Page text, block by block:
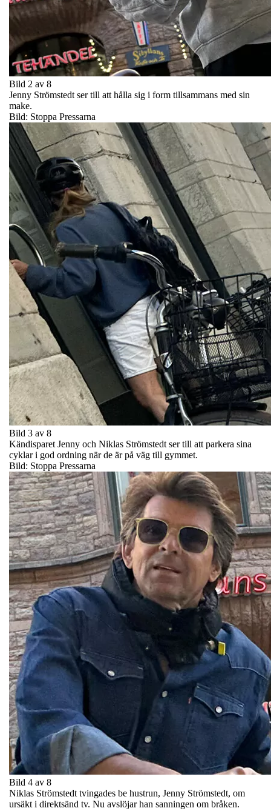
Bild 2 av 8
Jenny Strömstedt ser till att hålla sig i form tillsammans med sin
make.
Bild: Stoppa Pressarna
Bild 3 av 8
Kändisparet Jenny och Niklas Strömstedt ser till att parkera sina
cyklar i god ordning när de är på väg till gymmet.
Bild: Stoppa Pressarna
Bild 4 av 8
Niklas Strömstedt tvingades be hustrun, Jenny Strömstedt, om
ursäkt i direktsänd tv. Nu avslöjar han sanningen om bråken.